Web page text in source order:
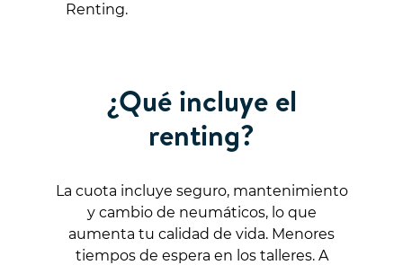
Renting.
¿Qué incluye el
renting?
La cuota incluye seguro, mantenimiento
y cambio de neumáticos, lo que
aumenta tu calidad de vida. Menores
tiempos de espera en los talleres. A